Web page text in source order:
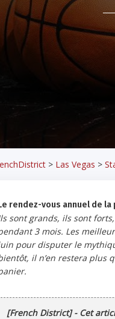
> Las Vegas >
rendez-vous annuel de
sont grands, ils sont
3 mois. Les
pour disputer le
il n’en restera plus
[French District] - Cet